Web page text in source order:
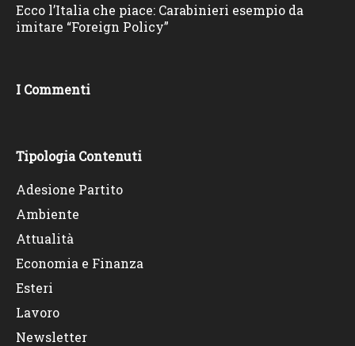
Ecco l’Italia che piace: Carabinieri esempio da
imitare “Foreign Policy”
I Commenti
Tipologia Contenuti
Adesione Partito
Ambiente
Attualità
Economia e Finanza
Esteri
Lavoro
Newsletter